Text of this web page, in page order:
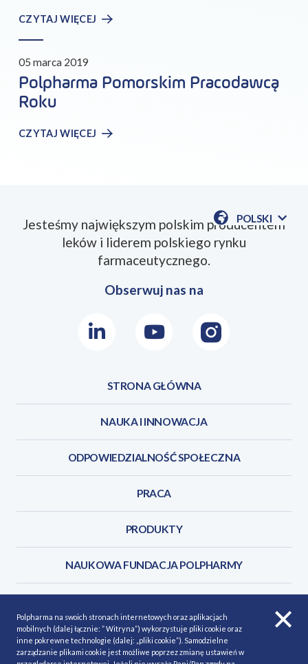
CZYTAJ WIĘCEJ
05 marca 2019
Polpharma Pomorskim Pracodawcą
Roku
CZYTAJ WIĘCEJ
POLSKI
POKAŻ
Jesteśmy największym polskim producentem
leków i liderem polskiego rynku
farmaceutycznego.
Obserwuj nas na
LinkedInYoutubeInstagram
STRONA GŁÓWNA
NAUKA I INNOWACJA
ODPOWIEDZIALNOŚĆ SPOŁECZNA
PRACA
PRODUKTY
NAUKOWA FUNDACJA POLPHARMY
Polpharma na swoich stronach internetowych oraz aplikacjach
mobilnych (dalej łącznie: ” Witryna”) wykorzystuje pliki cookie oraz
inne pokrewne technologie (dalej: „pliki cookie”). Samodzielne
zarządzanie plikami cookie jest możliwe poprzez zmianę ustawień w